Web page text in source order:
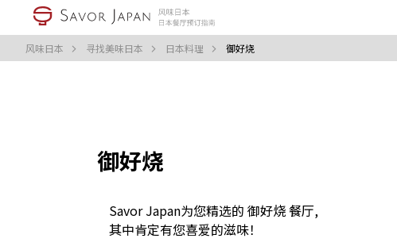
风味日本 寻找美味日本 日本料理 御好烧
御好烧
Savor Japan为您精选的 御好烧 餐厅,
其中肯定有您喜爱的滋味！